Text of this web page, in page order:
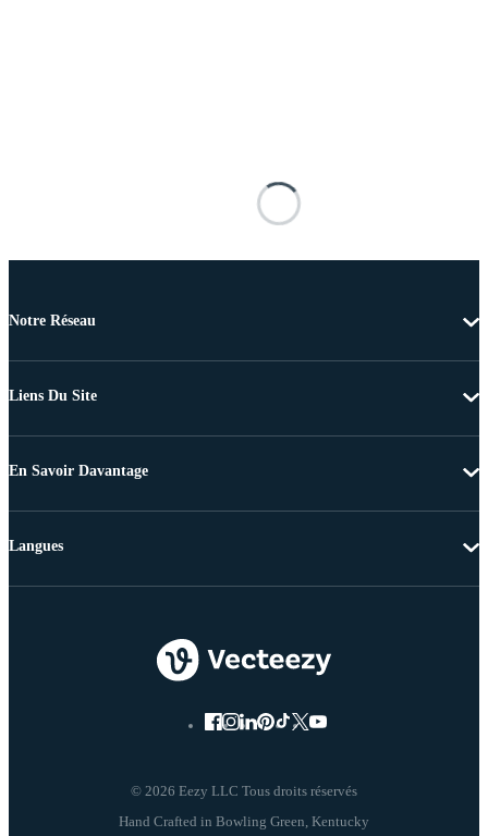
Notre Réseau
Liens Du Site
En Savoir Davantage
© 2026 Eezy LLC Tous droits réservés
Langues